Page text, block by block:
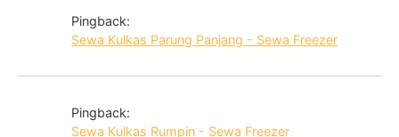
Pingback:
Sewa Kulkas Parung Panjang - Sewa Freezer
Pingback:
Sewa Kulkas Rumpin - Sewa Freezer